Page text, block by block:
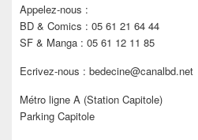
Appelez-nous :
BD & Comics : 05 61 21 64 44
SF & Manga : 05 61 12 11 85
Ecrivez-nous : bedecine@canalbd.net
Métro ligne A (Station Capitole)
Parking Capitole